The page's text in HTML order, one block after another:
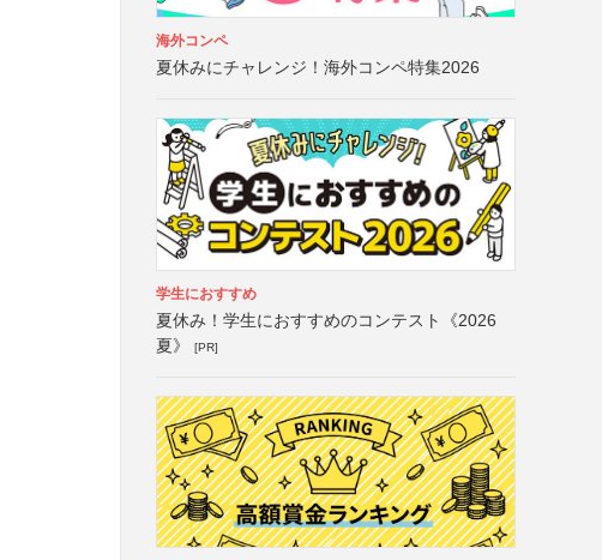
海外コンペ
夏休みにチャレンジ！海外コンペ特集2026
学生におすすめ
夏休み！学生におすすめのコンテスト《2026
夏》
[PR]